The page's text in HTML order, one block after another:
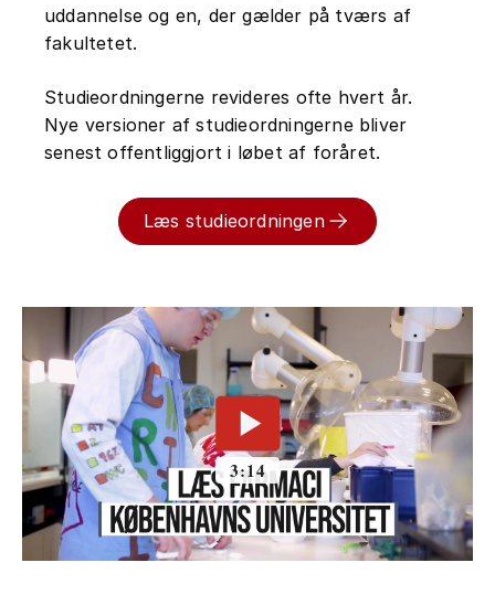
uddannelse og en, der gælder på tværs af
fakultetet.
Studieordningerne revideres ofte hvert år.
Nye versioner af studieordningerne bliver
senest offentliggjort i løbet af foråret.
Læs studieordningen